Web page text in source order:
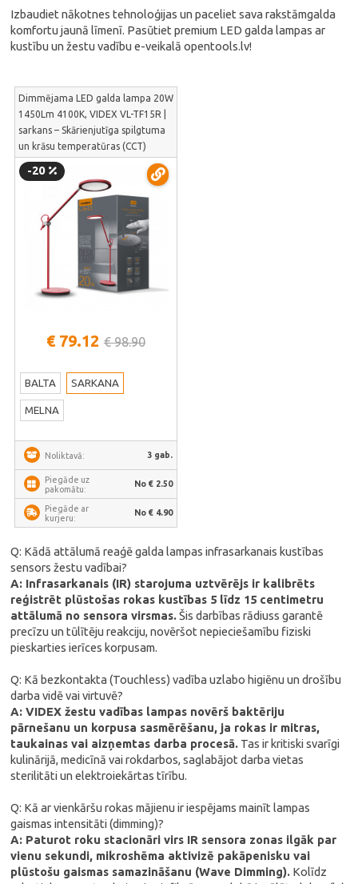
Izbaudiet nākotnes tehnoloģijas un paceliet sava rakstāmgalda
komfortu jaunā līmenī. Pasūtiet premium LED galda lampas ar
kustību un žestu vadību e-veikalā opentools.lv!
Dimmējama LED galda lampa 20W
1450Lm 4100K, VIDEX VL-TF15R |
sarkans – Skārienjutīga spilgtuma
un krāsu temperatūras (CCT)
kontrole | VL-TF15R
-20
€ 79.12 € 98.90
BALTA SARKANA
MELNA
Noliktavā: 3 gab.
Piegāde uz
pakomātu:
No € 2.50
Piegāde ar
kurjeru:
No € 4.90
Q: Kādā attālumā reaģē galda lampas infrasarkanais kustības
sensors žestu vadībai?
A: Infrasarkanais (IR) starojuma uztvērējs ir kalibrēts
reģistrēt plūstošas rokas kustības 5 līdz 15 centimetru
attālumā no sensora virsmas.Šis darbības rādiuss garantē
precīzu un tūlītēju reakciju, novēršot nepieciešamību fiziski
pieskarties ierīces korpusam.
Q: Kā bezkontakta (Touchless) vadība uzlabo higiēnu un drošību
darba vidē vai virtuvē?
A: VIDEX žestu vadības lampas novērš baktēriju
pārnešanu un korpusa sasmērēšanu, ja rokas ir mitras,
taukainas vai aizņemtas darba procesā. Tas ir kritiski svarīgi
kulinārijā, medicīnā vai rokdarbos, saglabājot darba vietas
sterilitāti un elektroiekārtas tīrību.
Q: Kā ar vienkāršu rokas mājienu ir iespējams mainīt lampas
gaismas intensitāti (dimming)?
A: Paturot roku stacionāri virs IR sensora zonas ilgāk par
vienu sekundi, mikroshēma aktivizē pakāpenisku vai
plūstošu gaismas samazināšanu (Wave Dimming). Kolīdz